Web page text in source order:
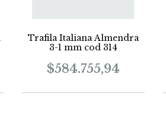
Trafila Italiana Almendra
3-1 mm cod 314
$584.755,94